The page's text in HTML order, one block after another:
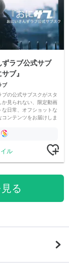
ずラブ公式サブ
ブ』
ブ
ブの公式サブスクがスタ
か見られない、限定動画
な日常、オフショットな
コンテンツをお届けしま
ル
る